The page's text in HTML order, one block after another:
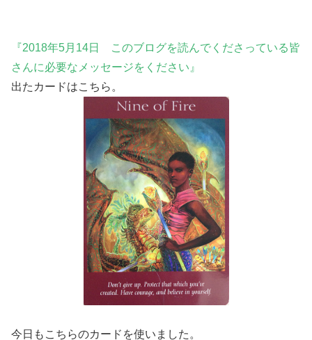
『2018年5月14日 このブログを読んでくださっている皆
さんに必要なメッセージをください』
出たカードはこちら。
今日もこちらのカードを使いました。